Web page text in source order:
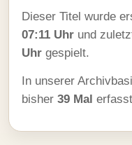
Dieser Titel wurde
07:11 Uhr und
Uhr gespielt.
In unserer
bisher 39 Mal